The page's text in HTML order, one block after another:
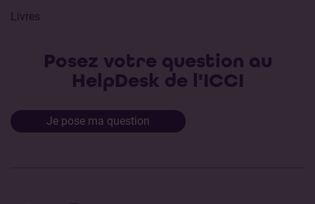
Livres
Posez votre question au
HelpDesk de l'ICCI
Je pose ma question